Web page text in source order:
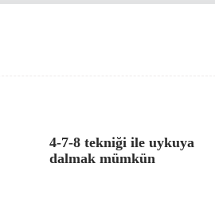
4-7-8 tekniği ile uykuya
dalmak mümkün